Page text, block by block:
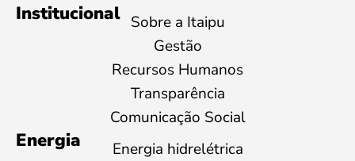
Institucional Sobre a Itaipu
Gestão
Recursos Humanos
Transparência
Comunicação Social
Energia
Energia hidrelétrica